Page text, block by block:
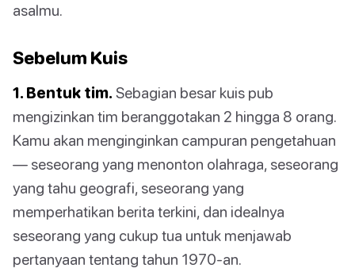
asalmu.
Sebelum Kuis
1. Bentuk tim. Sebagian besar kuis pub
mengizinkan tim beranggotakan 2 hingga 8 orang.
Kamu akan menginginkan campuran pengetahuan
— seseorang yang menonton olahraga, seseorang
yang tahu geografi, seseorang yang
memperhatikan berita terkini, dan idealnya
seseorang yang cukup tua untuk menjawab
pertanyaan tentang tahun 1970-an.